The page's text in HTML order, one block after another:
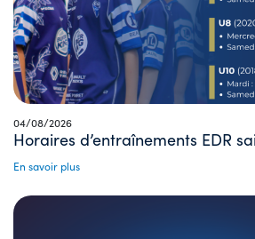
04/08/2026
Horaires d’entraînements EDR
En savoir plus